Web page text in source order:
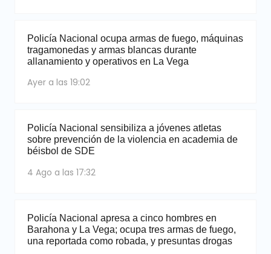
Policía Nacional ocupa armas de fuego, máquinas
tragamonedas y armas blancas durante
allanamiento y operativos en La Vega
Ayer a las 19:02
Policía Nacional sensibiliza a jóvenes atletas
sobre prevención de la violencia en academia de
béisbol de SDE
4 Ago a las 17:32
Policía Nacional apresa a cinco hombres en
Barahona y La Vega; ocupa tres armas de fuego,
una reportada como robada, y presuntas drogas